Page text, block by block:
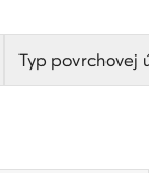
Typ povrchovej